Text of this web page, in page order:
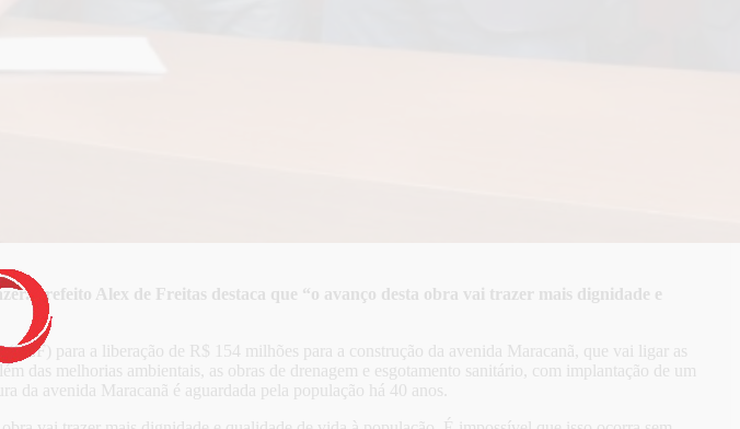
Prefeito Alex de Freitas destaca que “o avanço desta obra vai trazer mais dignidade e
para a liberação de R$ 154 milhões para a construção da avenida Maracanã, que vai ligar as
das melhorias ambientais, as obras de drenagem e esgotamento sanitário, com implantação de um
da avenida Maracanã é aguardada pela população há 40 anos.